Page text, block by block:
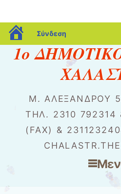
blogs.sch.gr
Σύνδεση
1o
Μ. ΑΛΕΞΆΝΔΡΟΥ
ΤΗΛ. 2310 792314
(FAX) &